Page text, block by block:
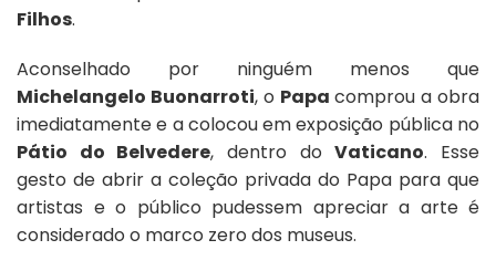
Filhos.
Aconselhado por ninguém menos que
Michelangelo Buonarroti, o Papa comprou a obra
imediatamente e a colocou em exposição pública no
Pátio do Belvedere, dentro doVaticano. Esse
gesto de abrir a coleção privada do Papa para que
artistas e o público pudessem apreciar a arte é
considerado o marco zero dos museus.